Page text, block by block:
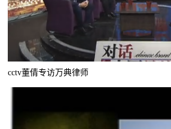
cctv董倩专访万典律师